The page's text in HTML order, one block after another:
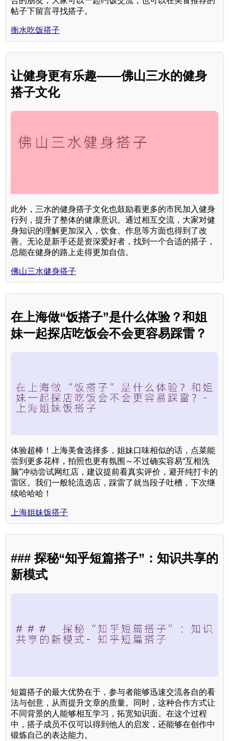
帖子下留言寻找搭子。
衡水吃饭搭子
让健身更有乐趣——佛山三水的健身
搭子文化
此外，三水的健身搭子文化也鼓励着更多的市民加入健身
行列，提升了整体的健康意识。通过相互交流，大家对健
身知识的理解更加深入，饮食、作息等方面也得到了改
善。无论是新手还是资深爱好者，找到一个合适的搭子，
总能在健身的路上走得更加自信。
佛山三水健身搭子
在上海做“饭搭子”是什么体验？和姐
妹一起探店吃饭会不会更容易踩雷？
体验超棒！上海美食选择多，姐妹口味相似的话，点菜能
尝到更多花样，拍照也更有氛围～不过确实容易“互相洗
脑”冲动尝试网红店，建议提前看真实评价，避开纯打卡的
雷区。我们一般轮流选店，踩雷了就当段子吐槽，下次继
续哈哈哈！
上海姐妹饭搭子
### 探秘“知乎短篇搭子”：知识共享的
新模式
短篇搭子的最大优势在于，参与者能够迅速交流各自的看
法与创意，从而提升文章的质量。同时，这种合作方式让
不同背景的人能够相互学习，拓宽知识面。在这个过程
中，搭子成员不仅可以得到他人的启发，还能够在创作中
锻炼自己的表达能力。